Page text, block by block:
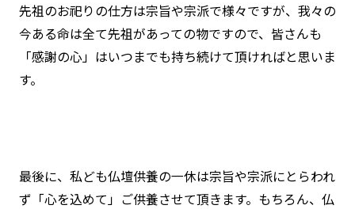
先祖のお祀りの仕方は宗旨や宗派で様々ですが、我々の
今ある命は全て先祖があっての物ですので、皆さんも
「感謝の心」はいつまでも持ち続けて頂ければと思いま
す。
最後に、私ども仏壇供養の一休は宗旨や宗派にとらわれ
ず「心を込めて」ご供養させて頂きます。もちろん、仏